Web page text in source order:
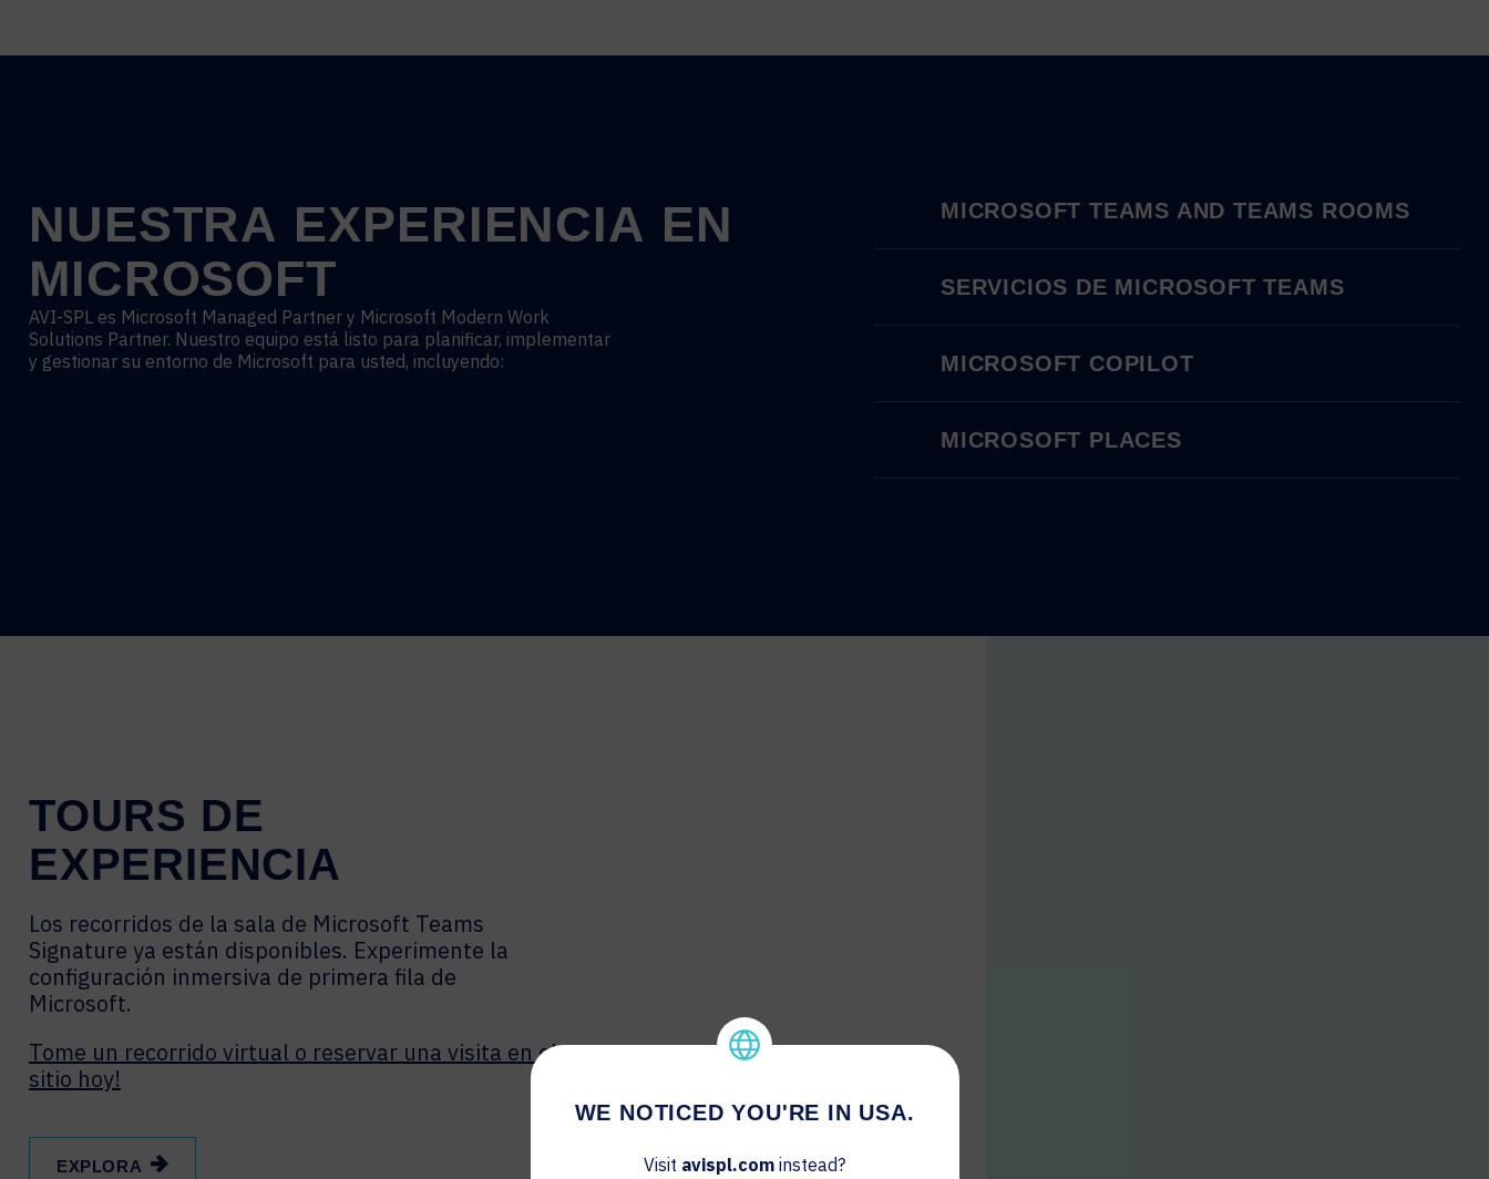
NUESTRA EXPERIENCIA EN
MICROSOFT
AVI-SPL es Microsoft Managed Partner y Microsoft Modern Work
Solutions Partner. Nuestro equipo está listo para planificar, implementar
y gestionar su entorno de Microsoft para usted, incluyendo:
MICROSOFT TEAMS AND TEAMS ROOMS
SERVICIOS DE MICROSOFT TEAMS
MICROSOFT COPILOT
MICROSOFT PLACES
TOURS DE
EXPERIENCIA
Los recorridos de la sala de Microsoft Teams
Signature ya están disponibles. Experimente la
configuración inmersiva de primera fila de
Microsoft.
Tome un recorrido virtual o reservar una visita en el
sitio hoy!
EXPLORA
WE NOTICED YOU'RE IN USA.
Visit avispl.com instead?